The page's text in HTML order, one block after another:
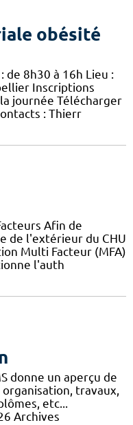
obésité
de 8h30 à 16h Lieu :
Inscriptions
journée Télécharger
: Thierr
Afin de
de l'extérieur du CHU
Multi Facteur (MFA)
l'auth
donne un aperçu de
travaux,
etc...
Archives